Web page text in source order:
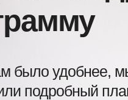
было удобнее,
подробный